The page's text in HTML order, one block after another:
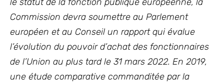
Commission devra soumettre au Parlement
européen et au Conseil un rapport qui évalue
l’évolution du pouvoir d’achat des fonctionnaires
de l’Union au plus tard le 31 mars 2022. En 2019,
une étude comparative commanditée par la